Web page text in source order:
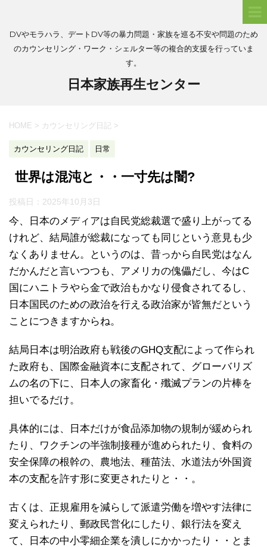
DVやモラハラ、デートDV等の暴力問題・家族を巡る不安や問題のため
のカウンセリング・ワーク・シェルター等の複合的支援を行っていま
す。
日本家族再生センター
HOME > カウンセリング日記 >
カウンセリング日記 日常
世界は混沌と・・一寸先は闇?
投稿日： 2025年10月3日
今、日本のメディアは自民党総裁選で盛り上がってる
けれど、結局誰が総裁になっても同じという意見も少
なくありません。というのは、昔っから自民党はなん
だかんだと言いつつも、アメリカの傀儡だし、今はC
国にハニトラやら金で政治もかなり侵食されてるし、
日本国民のための政治を行える政治家が皆無だという
ことにつきますからね。
結局日本は明治政府も戦後のGHQ支配によって作られ
た政府も、国際金融資本に支配されて、グローバリズ
ムの名の下に、日本人の家畜化・殲滅プランの片棒を
担いでるだけ。
具体的には、日本だけが食品添加物の規制が緩められ
たり、ワクチンの半強制接種が進められたり、食料の
安全保障の根幹の、農地法、種苗法、水道法が外国資
本の支配を許す形に変更されたりと・・。
古くは、正規雇用を減らして派遣労働を増やす法律に
変えられたり、郵政民営化にしたり、銀行法を変え
て、日本の中小零細企業を潰しにかかったり・・とま